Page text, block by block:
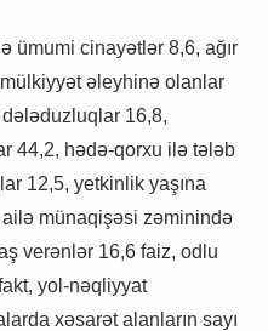
ümumi cinayətlər 8,6, ağır
əleyhinə olanlar
16,8,
44,2, hədə-qorxu ilə tələb
12,5, yetkinlik yaşına
münaqişəsi zəminində
verənlər 16,6 faiz, odlu
yol-nəqliyyat
xəsarət alanların sayı